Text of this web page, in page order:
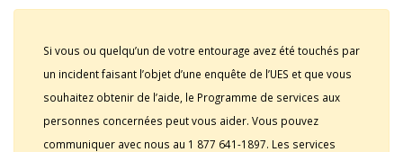
Si vous ou quelqu’un de votre entourage avez été touchés par
un incident faisant l’objet d’une enquête de l’UES et que vous
souhaitez obtenir de l’aide, le Programme de services aux
personnes concernées peut vous aider. Vous pouvez
communiquer avec nous au 1 877 641-1897. Les services